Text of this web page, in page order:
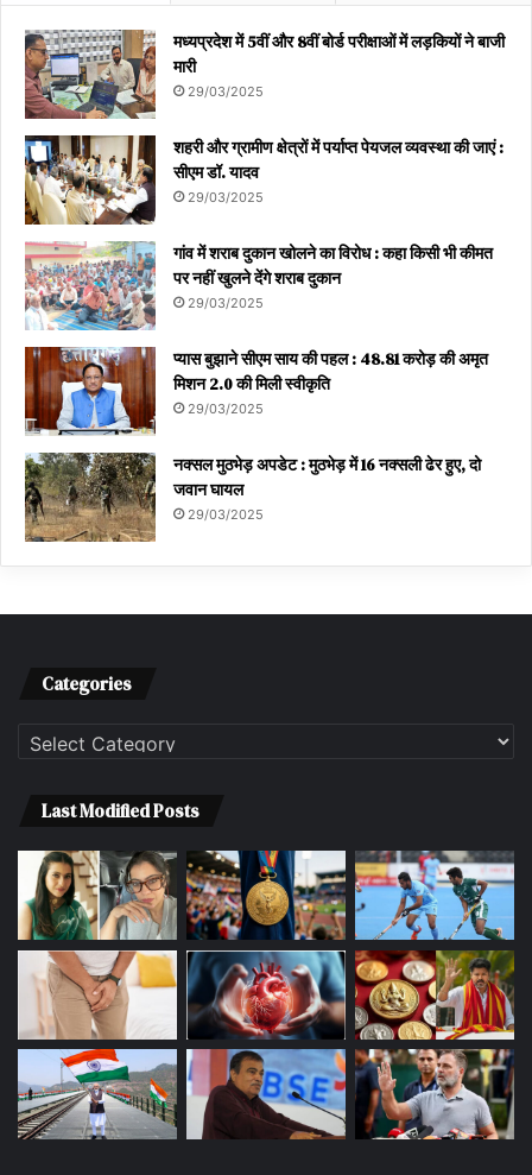
मध्यप्रदेश में 5वीं और 8वीं बोर्ड परीक्षाओं में लड़कियों ने बाजी
मारी
29/03/2025
शहरी और ग्रामीण क्षेत्रों में पर्याप्त पेयजल व्यवस्था की जाएं :
सीएम डॉ. यादव
29/03/2025
गांव में शराब दुकान खोलने का विरोध : कहा किसी भी कीमत
पर नहीं खुलने देंगे शराब दुकान
29/03/2025
प्यास बुझाने सीएम साय की पहल : 48.81 करोड़ की अमृत
मिशन 2.0 की मिली स्वीकृति
29/03/2025
नक्सल मुठभेड़ अपडेट : मुठभेड़ में 16 नक्सली ढेर हुए, दो
जवान घायल
29/03/2025
Categories
Categories
Last Modified Posts